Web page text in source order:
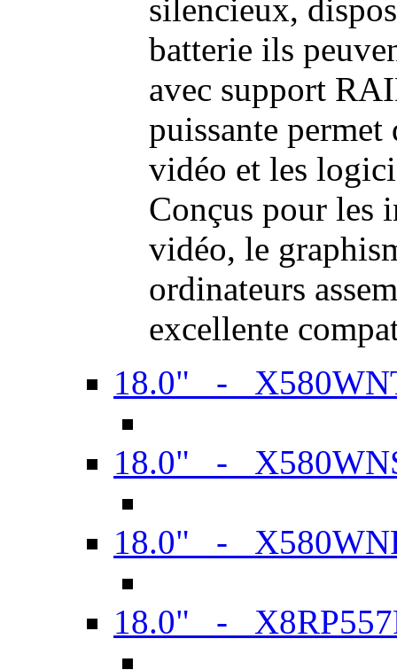
silencieux,
batterie ils
avec support
puissante permet
vidéo et les
Conçus pour les
vidéo, le
ordinateurs
excellente
18.0" -
18.0" -
18.0" -
18.0" -